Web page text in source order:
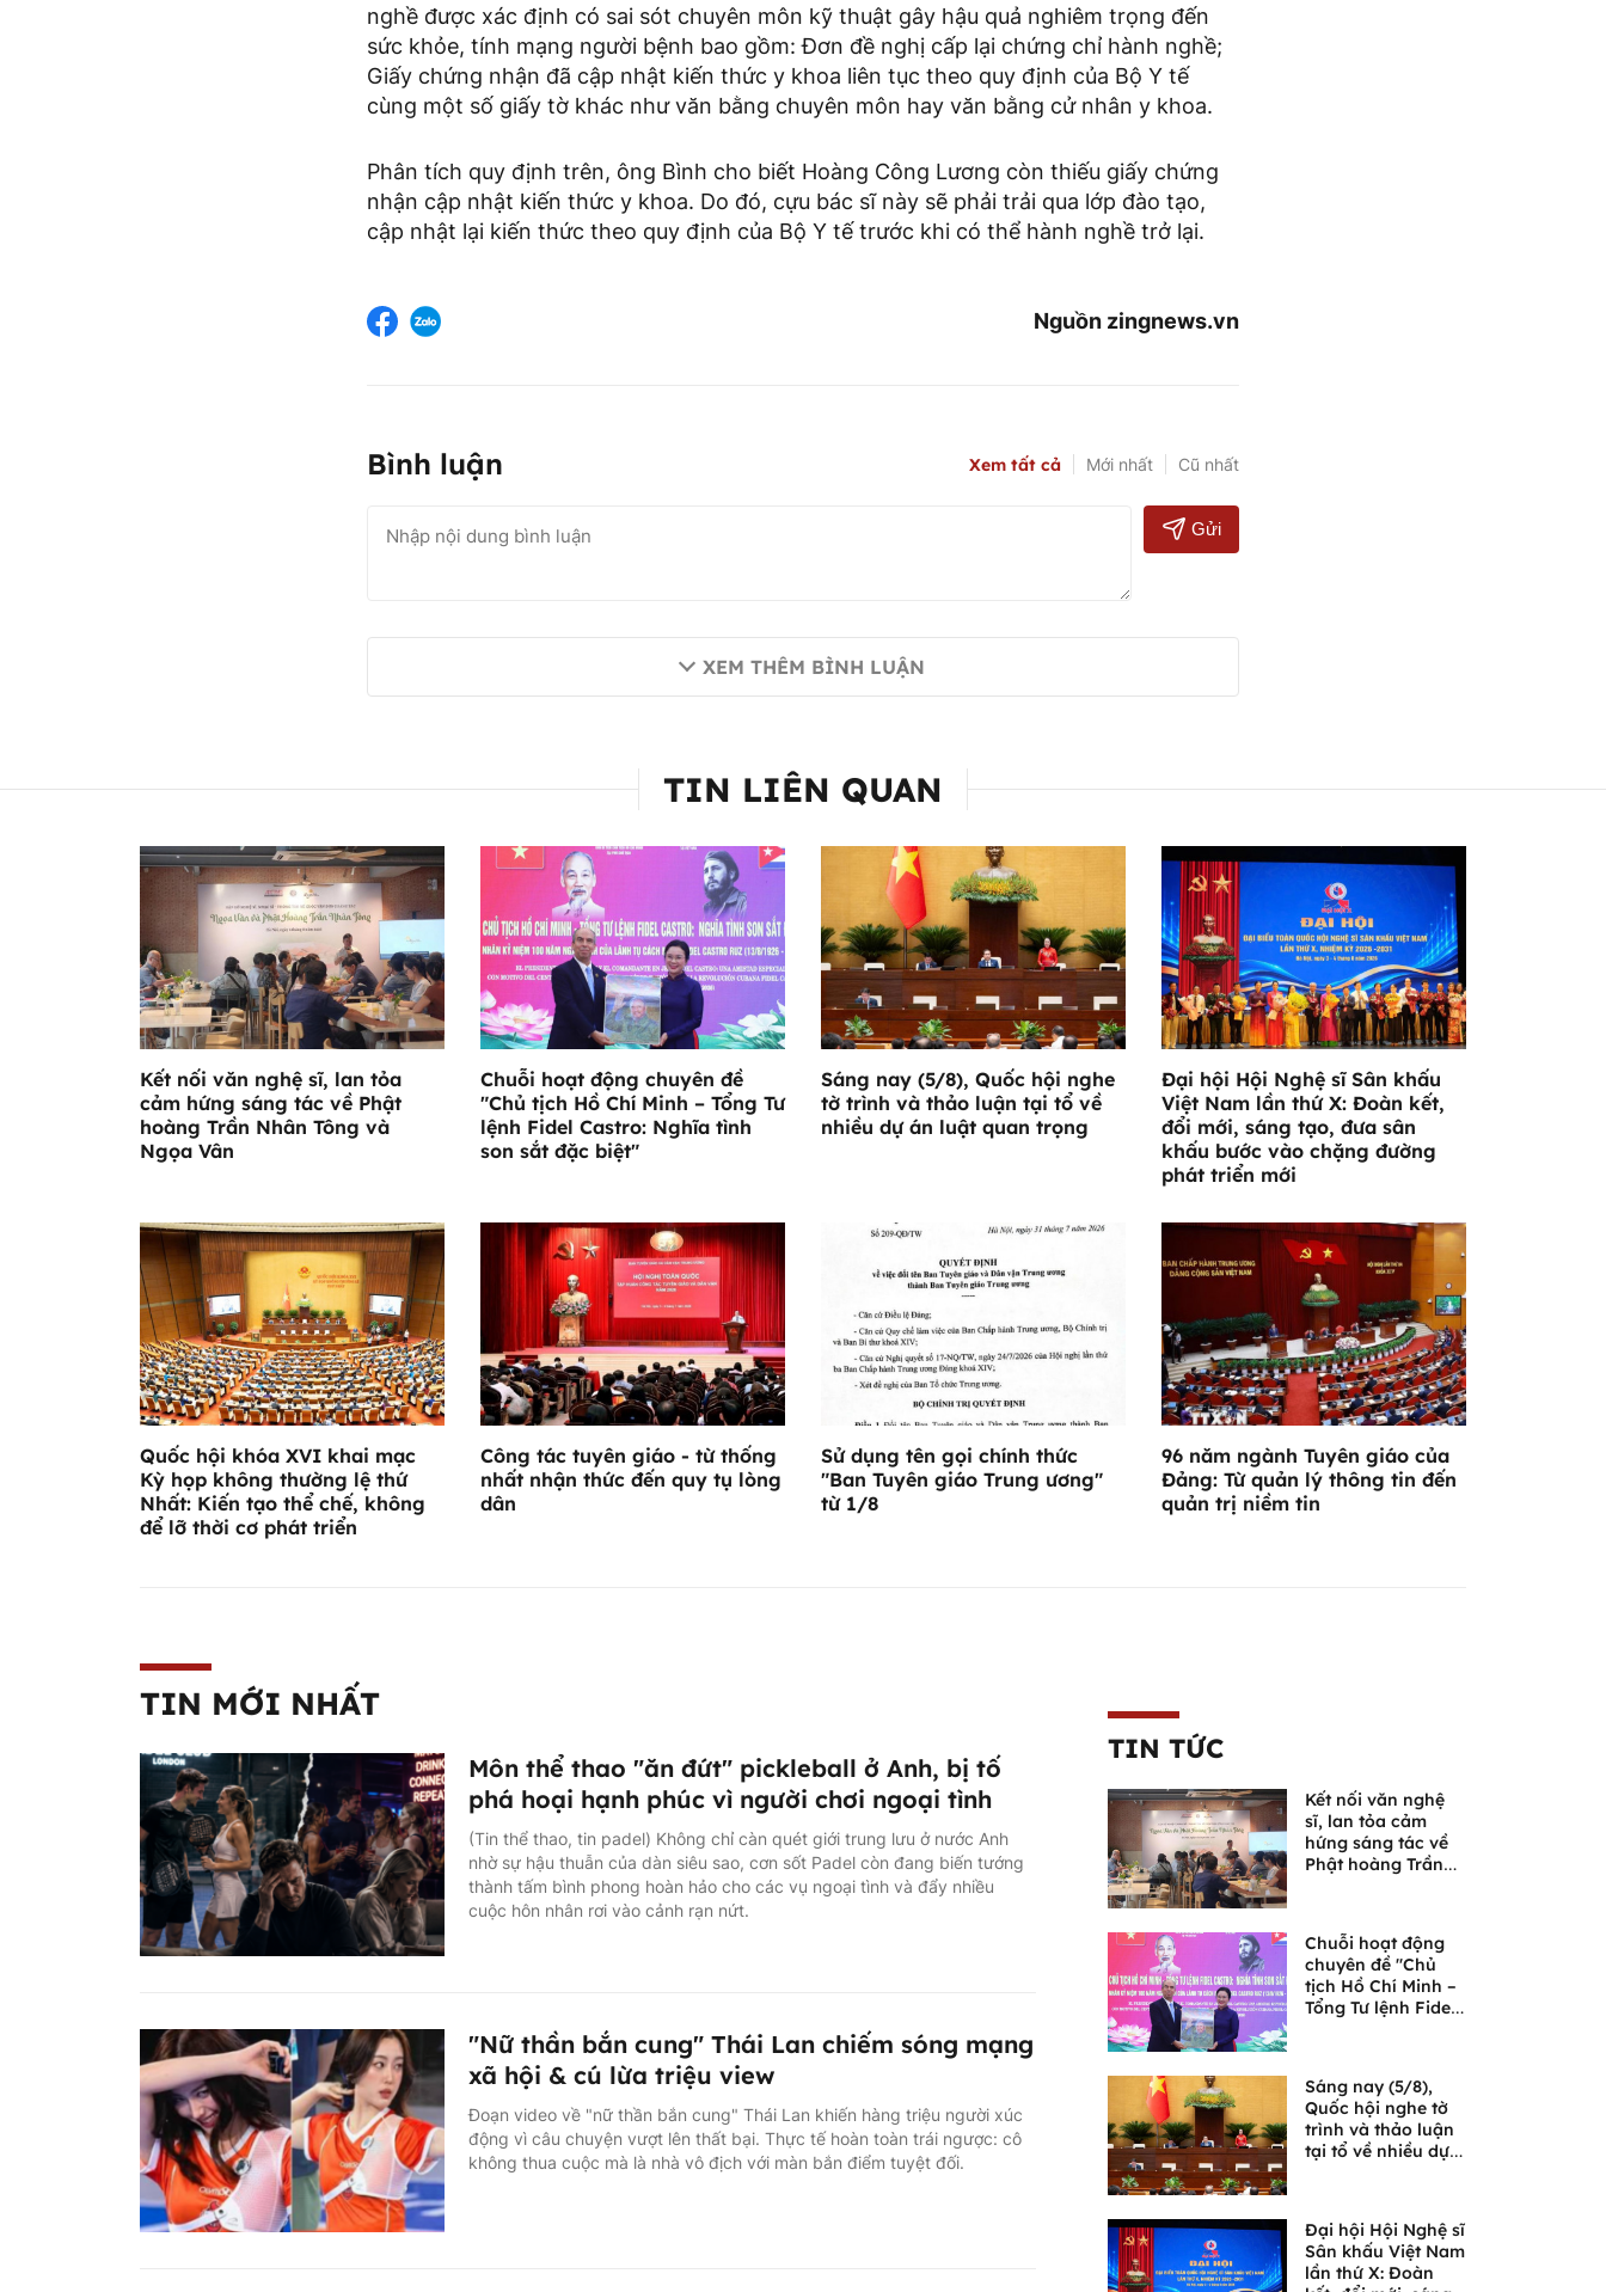
nghề được xác định có sai sót chuyên môn kỹ thuật gây hậu quả nghiêm trọng đến
sức khỏe, tính mạng người bệnh bao gồm: Đơn đề nghị cấp lại chứng chỉ hành nghề;
Giấy chứng nhận đã cập nhật kiến thức y khoa liên tục theo quy định của Bộ Y tế
cùng một số giấy tờ khác như văn bằng chuyên môn hay văn bằng cử nhân y khoa.
Phân tích quy định trên, ông Bình cho biết Hoàng Công Lương còn thiếu giấy chứng
nhận cập nhật kiến thức y khoa. Do đó, cựu bác sĩ này sẽ phải trải qua lớp đào tạo,
cập nhật lại kiến thức theo quy định của Bộ Y tế trước khi có thể hành nghề trở lại.
Nguồn zingnews.vn
Bình luận Xem tất cả Mới nhất Cũ nhất
Gửi
XEM THÊM BÌNH LUẬN
TIN LIÊN QUAN
Kết nối văn nghệ sĩ, lan tỏa
cảm hứng sáng tác về Phật
hoàng Trần Nhân Tông và
Ngọa Vân
Chuỗi hoạt động chuyên đề
"Chủ tịch Hồ Chí Minh – Tổng Tư
lệnh Fidel Castro: Nghĩa tình
son sắt đặc biệt"
Sáng nay (5/8), Quốc hội nghe
tờ trình và thảo luận tại tổ về
nhiều dự án luật quan trọng
Đại hội Hội Nghệ sĩ Sân khấu
Việt Nam lần thứ X: Đoàn kết,
đổi mới, sáng tạo, đưa sân
khấu bước vào chặng đường
phát triển mới
Quốc hội khóa XVI khai mạc
Kỳ họp không thường lệ thứ
Nhất: Kiến tạo thể chế, không
để lỡ thời cơ phát triển
Công tác tuyên giáo - từ thống
nhất nhận thức đến quy tụ lòng
dân
Sử dụng tên gọi chính thức
"Ban Tuyên giáo Trung ương"
từ 1/8
96 năm ngành Tuyên giáo của
Đảng: Từ quản lý thông tin đến
quản trị niềm tin
TIN MỚI NHẤT
Môn thể thao "ăn đứt" pickleball ở Anh, bị tố
phá hoại hạnh phúc vì người chơi ngoại tình
(Tin thể thao, tin padel) Không chỉ càn quét giới trung lưu ở nước Anh
nhờ sự hậu thuẫn của dàn siêu sao, cơn sốt Padel còn đang biến tướng
thành tấm bình phong hoàn hảo cho các vụ ngoại tình và đẩy nhiều
cuộc hôn nhân rơi vào cảnh rạn nứt.
"Nữ thần bắn cung" Thái Lan chiếm sóng mạng
xã hội & cú lừa triệu view
Đoạn video về "nữ thần bắn cung" Thái Lan khiến hàng triệu người xúc
động vì câu chuyện vượt lên thất bại. Thực tế hoàn toàn trái ngược: cô
không thua cuộc mà là nhà vô địch với màn bắn điểm tuyệt đối.
TIN TỨC
Kết nối văn nghệ
sĩ, lan tỏa cảm
hứng sáng tác về
Phật hoàng Trần
Chuỗi hoạt động
chuyên đề "Chủ
tịch Hồ Chí Minh –
Tổng Tư lệnh Fidel
Sáng nay (5/8),
Quốc hội nghe tờ
trình và thảo luận
tại tổ về nhiều dự
Đại hội Hội Nghệ sĩ
Sân khấu Việt Nam
lần thứ X: Đoàn